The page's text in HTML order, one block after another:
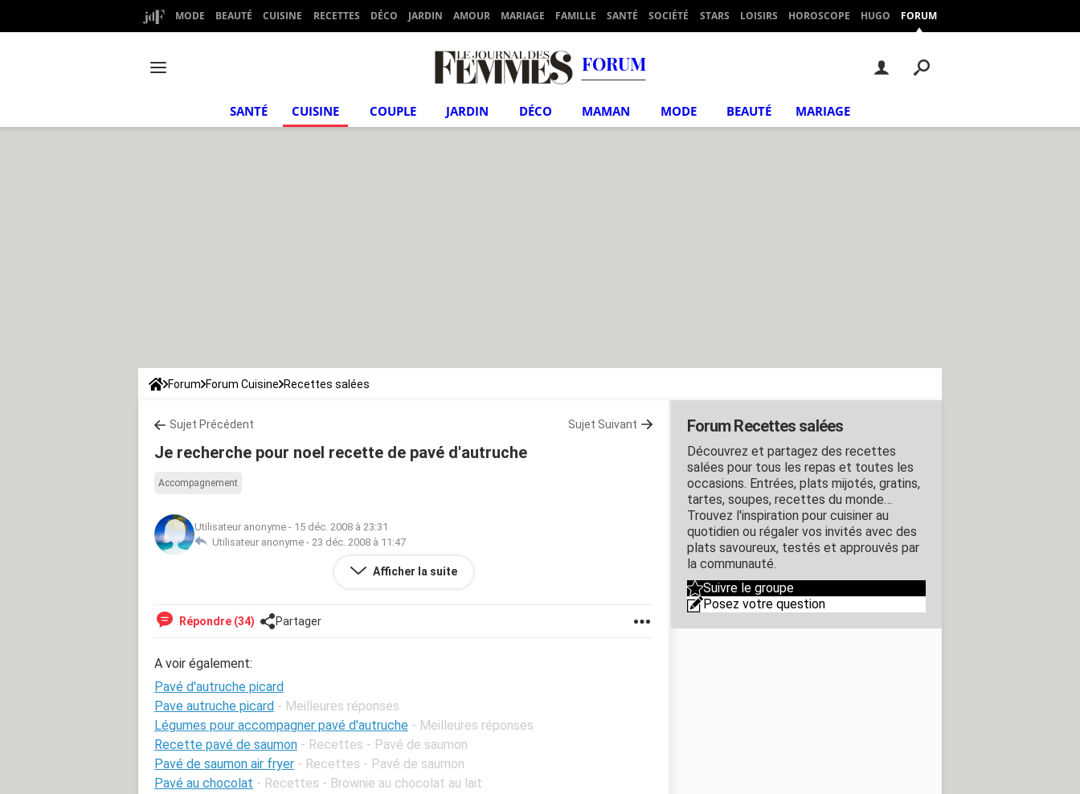
MODE BEAUTÉ CUISINE RECETTES DÉCO JARDIN AMOUR MARIAGE FAMILLE SANTÉ SOCIÉTÉ STARS LOISIRS HOROSCOPE HUGO FORUM
FORUM
SANTÉ CUISINE COUPLE JARDIN DÉCO MAMAN MODE BEAUTÉ MARIAGE
Forum Forum Cuisine Recettes salées
Sujet Précédent Sujet Suivant
Je recherche pour noel recette de pavé d'autruche
Accompagnement
Utilisateur anonyme - 15 déc. 2008 à 23:31
Utilisateur anonyme - 23 déc. 2008 à 11:47
je recherche pour noel recette de pavé d'autruche
Afficher la suite
Répondre (34) Partager
A voir également:
Pavé d'autruche picard
Pave autruche picard - Meilleures réponses
Légumes pour accompagner pavé d'autruche - Meilleures réponses
Recette pavé de saumon - Recettes - Pavé de saumon
Pavé de saumon air fryer - Recettes - Pavé de saumon
Pavé au chocolat - Recettes - Brownie au chocolat au lait
Forum Recettes salées
Découvrez et partagez des recettes
salées pour tous les repas et toutes les
occasions. Entrées, plats mijotés, gratins,
tartes, soupes, recettes du monde…
Trouvez l'inspiration pour cuisiner au
quotidien ou régaler vos invités avec des
plats savoureux, testés et approuvés par
la communauté.
Suivre le groupe
Posez votre question